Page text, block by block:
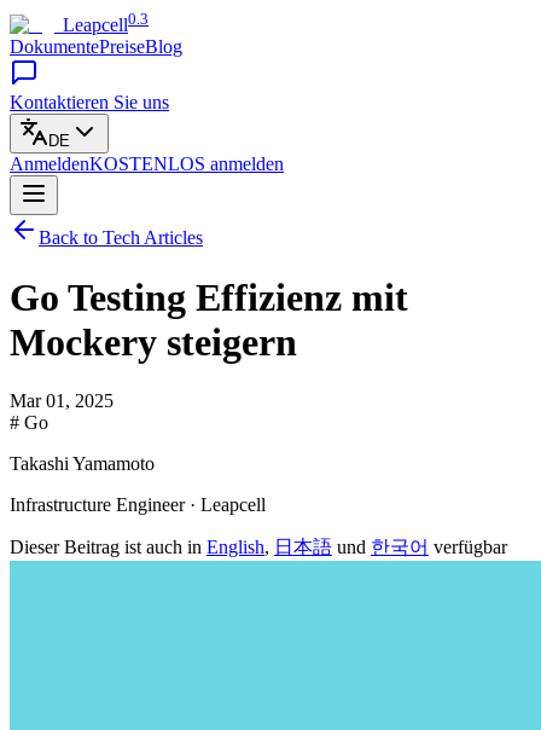
Leapcell0.3
DokumentePreiseBlog
Kontaktieren Sie uns
DE
AnmeldenKOSTENLOS anmelden
Back to Tech Articles
Go Testing Effizienz mit
Mockery steigern
Mar 01, 2025
# Go
Takashi Yamamoto
Infrastructure Engineer · Leapcell
Dieser Beitrag ist auch in English, 日本語 und 한국어 verfügbar